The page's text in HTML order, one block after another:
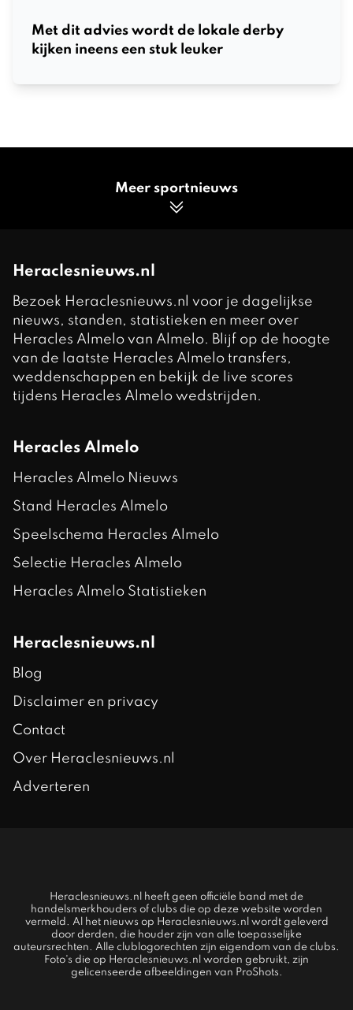
Met dit advies wordt de lokale derby
kijken ineens een stuk leuker
Meer sportnieuws
Heraclesnieuws.nl
Bezoek Heraclesnieuws.nl voor je dagelijkse
nieuws, standen, statistieken en meer over
Heracles Almelo van Almelo. Blijf op de hoogte
van de laatste Heracles Almelo transfers,
weddenschappen en bekijk de live scores
tijdens Heracles Almelo wedstrijden.
Heracles Almelo
Heracles Almelo Nieuws
Stand Heracles Almelo
Speelschema Heracles Almelo
Selectie Heracles Almelo
Heracles Almelo Statistieken
Heraclesnieuws.nl
Blog
Disclaimer en privacy
Contact
Over Heraclesnieuws.nl
Adverteren
Heraclesnieuws.nl heeft geen officiële band met de
handelsmerkhouders of clubs die op deze website worden
vermeld. Al het nieuws op Heraclesnieuws.nl wordt geleverd
door derden, die houder zijn van alle toepasselijke
auteursrechten. Alle clublogorechten zijn eigendom van de clubs.
Foto's die op Heraclesnieuws.nl worden gebruikt, zijn
gelicenseerde afbeeldingen van ProShots.